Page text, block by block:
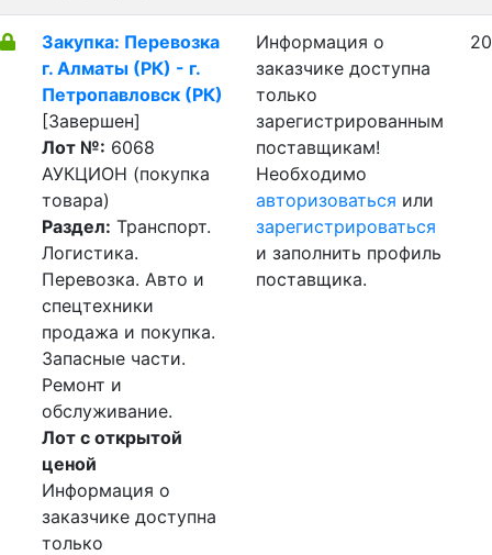
Закупка: Перевозка
г. Алматы (РК) - г.
Петропавловск (РК)
[Завершен]
Лот №: 6068
АУКЦИОН (покупка
товара)
Раздел: Транспорт.
Логистика.
Перевозка. Авто и
спецтехники
продажа и покупка.
Запасные части.
Ремонт и
обслуживание.
Лот с открытой
ценой
Информация о
заказчике доступна
только
Информация о
заказчике доступна
только
зарегистрированным
поставщикам!
Необходимо
авторизоваться или
зарегистрироваться
и заполнить профиль
поставщика.